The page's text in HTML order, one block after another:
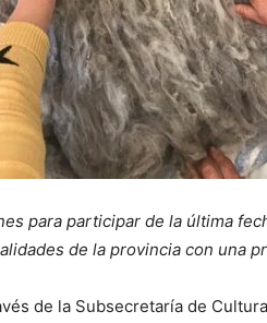
para participar de la última
de la provincia con una
de la Subsecretaría de